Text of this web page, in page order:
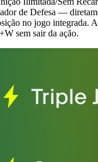
de Defesa —
no jogo integrada.
sem sair da ação.